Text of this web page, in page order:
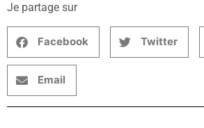
Je partage sur
Facebook Twitter
Email